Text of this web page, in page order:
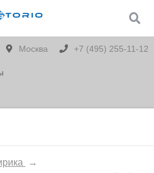
Москва +7 (495) 255-11-12
→